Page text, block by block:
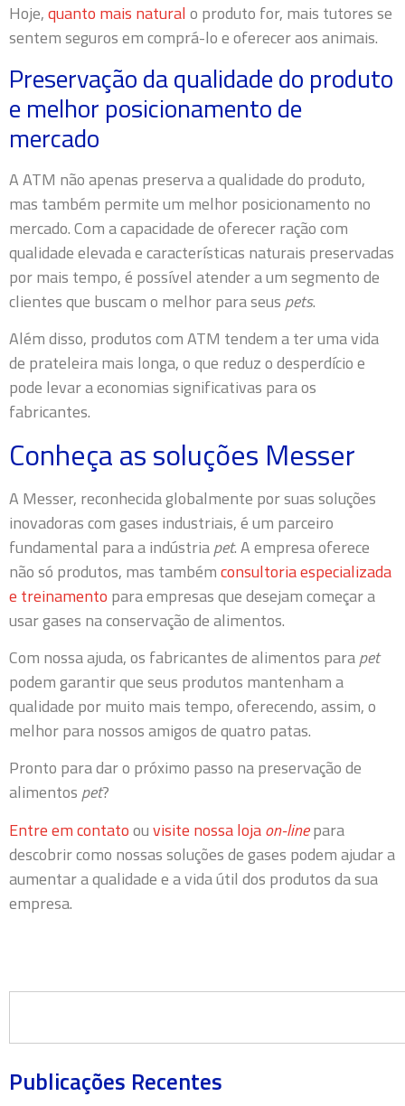
Hoje,quanto mais naturalo produto for, mais tutores se
sentem seguros em comprá-lo e oferecer aos animais.
Preservação da qualidade do produto
e melhor posicionamento de
mercado
A ATM não apenas preserva a qualidade do produto,
mas também permite um melhor posicionamento no
mercado. Com a capacidade de oferecer ração com
qualidade elevada e características naturais preservadas
por mais tempo, é possível atender a um segmento de
clientes que buscam o melhor para seus pets.
Além disso, produtos com ATM tendem a ter uma vida
de prateleira mais longa, o que reduz o desperdício e
pode levar a economias significativas para os
fabricantes.
Conheça as soluções Messer
A Messer, reconhecida globalmente por suas soluções
inovadoras com gases industriais, é um parceiro
fundamental para a indústriapet. A empresa oferece
não só produtos, mas tambémconsultoria especializada
e treinamento para empresas que desejam começar a
usar gases na conservação de alimentos.
Com nossa ajuda, os fabricantes de alimentos parapet
podem garantir que seus produtos mantenham a
qualidade por muito mais tempo, oferecendo, assim, o
melhor para nossos amigos de quatro patas.
Pronto para dar o próximo passo na preservação de
alimentos pet?
Entre em contatoouvisite nossa lojaon-linepara
descobrir como nossas soluções de gases podem ajudar a
aumentar a qualidade e a vida útil dos produtos da sua
empresa.
Publicações Recentes